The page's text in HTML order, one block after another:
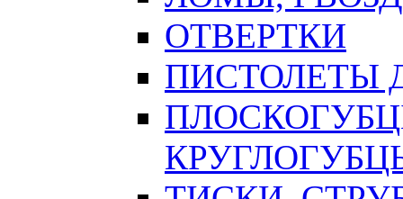
ОТВЕРТКИ
ПИСТОЛЕТЫ